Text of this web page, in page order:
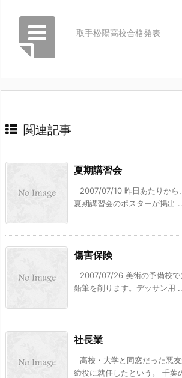
取手松陽高校合格発表
関連記事
夏期講習会
2007/07/10 昨日あたりから
夏期講習会のポスターが掲出
傷害保険
2007/07/26 美術の予備校で
鉛筆を削ります。デッサン用
社長業
高校・大学と同窓だった悪
締役に就任したという。 千葉